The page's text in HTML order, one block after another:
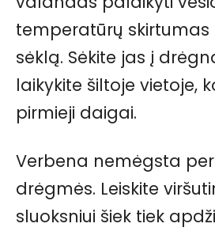
temperatūrų
sėklą. Sėkite jas į
laikykite šiltoje vietoje,
pirmieji daigai.
Verbena nemėgsta
drėgmės. Leiskite
sluoksniui šiek tiek